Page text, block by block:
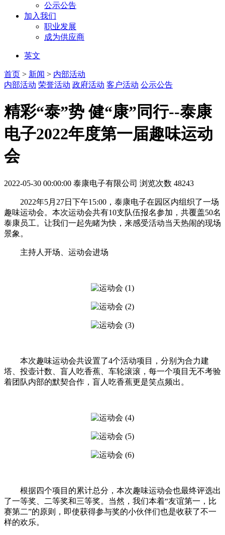
公示公告
加入我们
职业发展
成为供应商
英文
首页 > 新闻 > 内部活动
内部活动 荣誉活动 政府活动 客户活动 公示公告
精彩“泰”势 健“康”同行--泰康
电子2022年度第一届趣味运动
会
2022-05-30 00:00:00 泰康电子有限公司 浏览次数 48243
2022年5月27日下午15:00，泰康电子在园区内组织了一场
趣味运动会。本次运动会共有10支队伍报名参加，共覆盖50名
泰康员工。让我们一起先睹为快，来感受活动当天热闹的现场
景象。
主持人开场、运动会进场
本次趣味运动会共设置了4个活动项目，分别为合力建
塔、投壶计数、盲人吃香蕉、车轮滚滚，每一个项目无不考验
着团队内部的默契合作，盲人吃香蕉更是笑点频出。
根据四个项目的累计总分，本次趣味运动会也最终评选出
了一等奖、二等奖和三等奖。当然，我们本着“友谊第一，比
赛第二”的原则，即使获得参与奖的小伙伴们也是收获了不一
样的欢乐。